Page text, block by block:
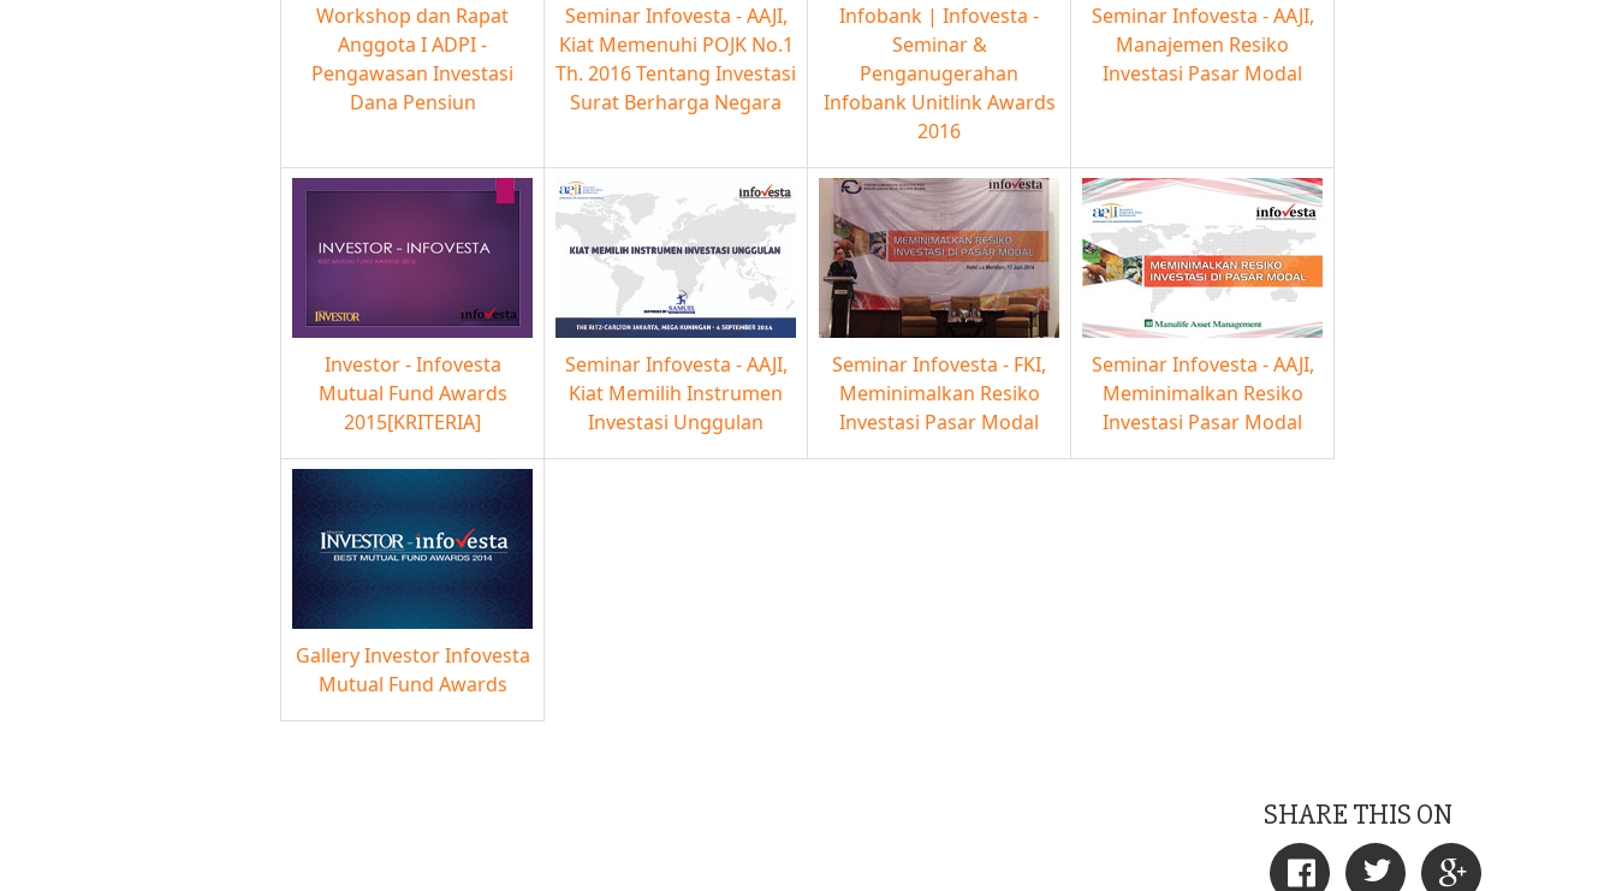
Workshop dan Rapat
Anggota I ADPI -
Pengawasan Investasi
Dana Pensiun
Seminar Infovesta - AAJI,
Kiat Memenuhi POJK No.1
Th. 2016 Tentang Investasi
Surat Berharga Negara
Infobank | Infovesta -
Seminar &
Penganugerahan
Infobank Unitlink Awards
2016
Seminar Infovesta - AAJI,
Manajemen Resiko
Investasi Pasar Modal
Investor - Infovesta
Mutual Fund Awards
2015[KRITERIA]
Seminar Infovesta - AAJI,
Kiat Memilih Instrumen
Investasi Unggulan
Seminar Infovesta - FKI,
Meminimalkan Resiko
Investasi Pasar Modal
Seminar Infovesta - AAJI,
Meminimalkan Resiko
Investasi Pasar Modal
Gallery Investor Infovesta
Mutual Fund Awards
SHARE THIS ON